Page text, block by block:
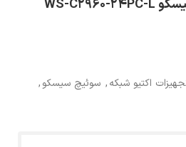
اکتیو شبکه, سوئیچ سیسکو,